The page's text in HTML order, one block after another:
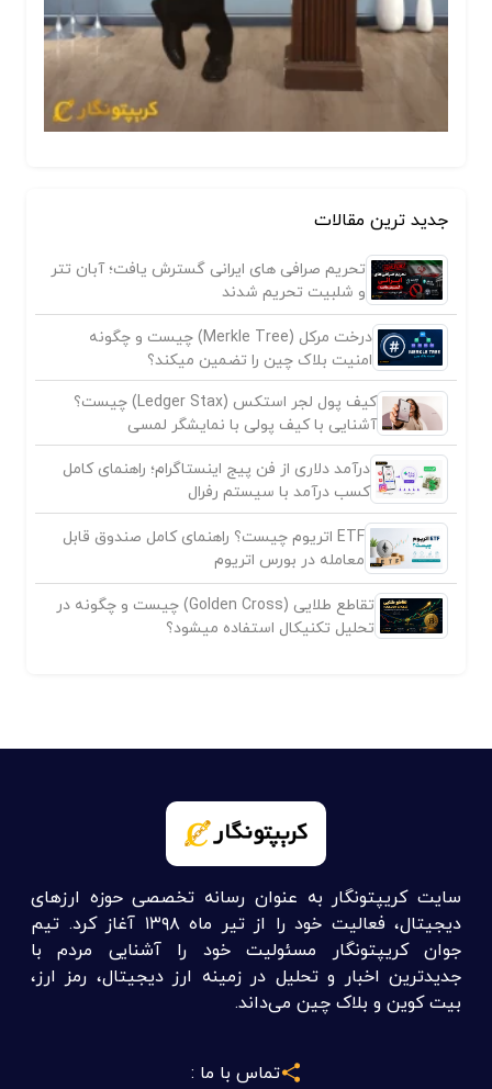
جدید ترین مقالات
تحریم صرافی های ایرانی گسترش یافت؛ آبان تتر
و شلبیت تحریم شدند
درخت مرکل (Merkle Tree) چیست و چگونه
امنیت بلاک چین را تضمین میکند؟
کیف پول لجر استکس (Ledger Stax) چیست؟
آشنایی با کیف پولی با نمایشگر لمسی
درآمد دلاری از فن پیج اینستاگرام؛ راهنمای کامل
کسب درآمد با سیستم رفرال
ETF اتریوم چیست؟ راهنمای کامل صندوق قابل
معامله در بورس اتریوم
تقاطع طلایی (Golden Cross) چیست و چگونه در
تحلیل تکنیکال استفاده میشود؟
سایت کریپتونگار به عنوان رسانه تخصصی حوزه ارزهای
دیجیتال، فعالیت خود را از تیر ماه ۱۳۹۸ آغاز کرد. تیم
جوان کریپتونگار مسئولیت خود را آشنایی مردم با
جدیدترین اخبار و تحلیل در زمینه ارز دیجیتال، رمز ارز،
بیت کوین و بلاک چین می‌داند.
تماس با ما :